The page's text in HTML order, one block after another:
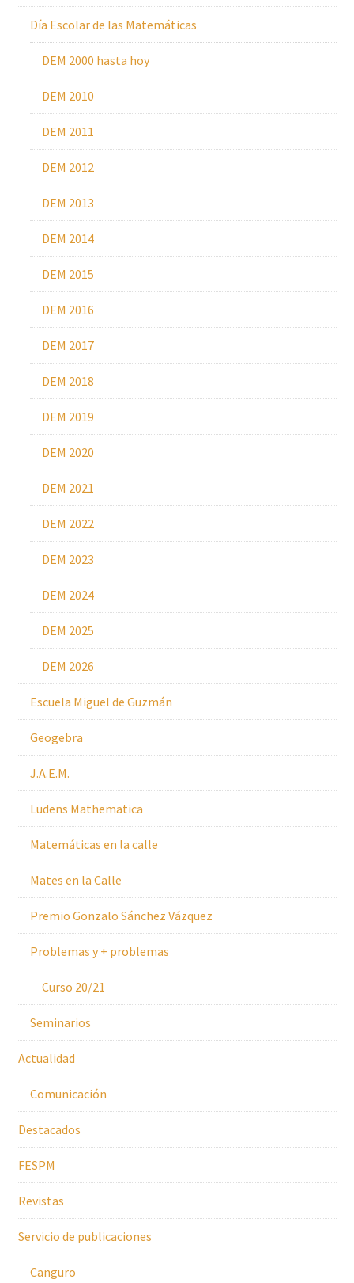
Día Escolar de las Matemáticas
DEM 2000 hasta hoy
DEM 2010
DEM 2011
DEM 2012
DEM 2013
DEM 2014
DEM 2015
DEM 2016
DEM 2017
DEM 2018
DEM 2019
DEM 2020
DEM 2021
DEM 2022
DEM 2023
DEM 2024
DEM 2025
DEM 2026
Escuela Miguel de Guzmán
Geogebra
J.A.E.M.
Ludens Mathematica
Matemáticas en la calle
Mates en la Calle
Premio Gonzalo Sánchez Vázquez
Problemas y + problemas
Curso 20/21
Seminarios
Actualidad
Comunicación
Destacados
FESPM
Revistas
Servicio de publicaciones
Canguro